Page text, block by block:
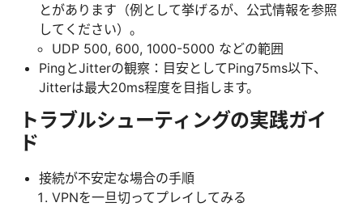
とがあります（例として挙げるが、公式情報を参照
してください）。
UDP 500, 600, 1000-5000 などの範囲
PingとJitterの観察：目安としてPing75ms以下、
Jitterは最大20ms程度を目指します。
トラブルシューティングの実践ガイ
ド
接続が不安定な場合の手順
VPNを一旦切ってプレイしてみる